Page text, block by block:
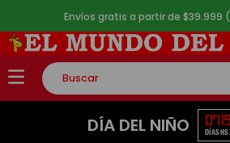
Envíos gratis a partir de $39.999
Buscar
TÉRMINOS MÁS BUSCADOS
DÍA DEL NIÑO 07
DÍAS
19